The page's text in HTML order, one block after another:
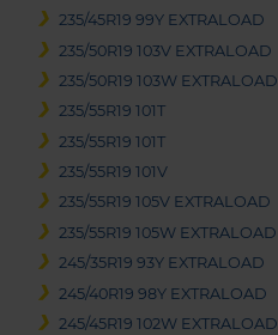
235/45R19 99Y EXTRALOAD
235/50R19 103V EXTRALOAD
235/50R19 103W EXTRALOAD
235/55R19 101T
235/55R19 101T
235/55R19 101V
235/55R19 105V EXTRALOAD
235/55R19 105W EXTRALOAD
245/35R19 93Y EXTRALOAD
245/40R19 98Y EXTRALOAD
245/45R19 102W EXTRALOAD